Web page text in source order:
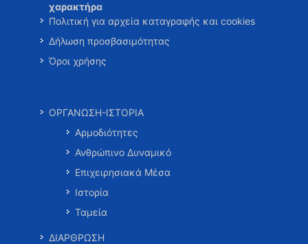
χαρακτήρα
Πολιτική για αρχεία καταγραφής και cookies
Δήλωση προσβασιμότητας
Όροι χρήσης
ΟΡΓΑΝΩΣΗ-ΙΣΤΟΡΙΑ
Αρμοδιότητες
Ανθρώπινο Δυναμικό
Επιχειρησιακά Μέσα
Ιστορία
Ταμεία
ΔΙΑΡΘΡΩΣΗ